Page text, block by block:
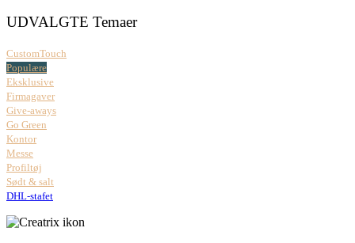
UDVALGTE Temaer
CustomTouch
Populære
Eksklusive
Firmagaver
Give-aways
Go Green
Kontor
Messe
Profiltøj
Sødt & salt
DHL-stafet